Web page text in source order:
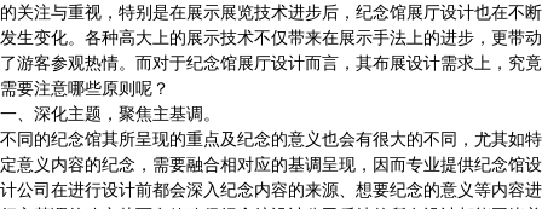
的关注与重视，特别是在展示展览技术进步后，纪念馆展厅设计也在不断
发生变化。各种高大上的展示技术不仅带来在展示手法上的进步，更带动
了游客参观热情。而对于纪念馆展厅设计而言，其布展设计需求上，究竟
需要注意哪些原则呢？
一、深化主题，聚焦主基调。
不同的纪念馆其所呈现的重点及纪念的意义也会有很大的不同，尤其如特
定意义内容的纪念，需要融合相对应的基调呈现，因而专业提供纪念馆设
计公司在进行设计前都会深入纪念内容的来源、想要纪念的意义等内容进